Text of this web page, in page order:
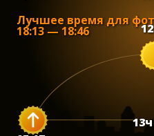
Лучшее время для
18:13 — 18:46
13